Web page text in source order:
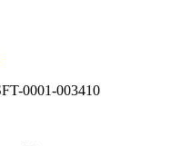
0001-003410